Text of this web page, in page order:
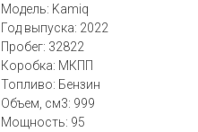
Модель: Kamiq
Год выпуска: 2022
Пробег: 32822
Коробка: МКПП
Топливо: Бензин
Объем, см3: 999
Мощность: 95